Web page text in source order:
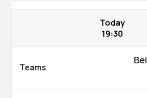
Today
19:30